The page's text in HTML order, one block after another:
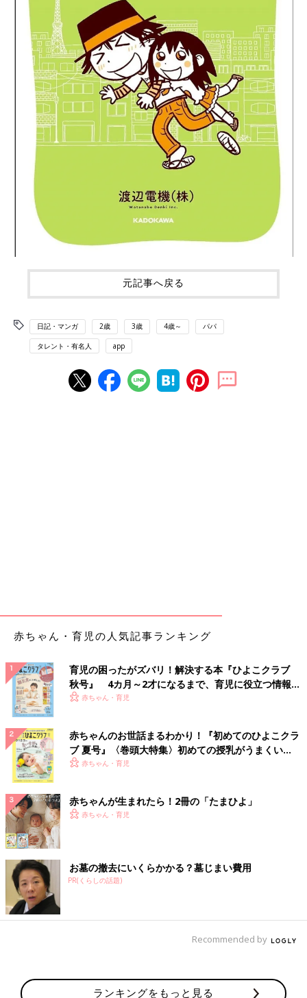
元記事へ戻る
日記・マンガ 2歳 3歳 4歳～ パパ
タレント・有名人 app
赤ちゃん・育児の人気記事ランキング
育児の困ったがズバリ！解決する本『ひよこクラブ
秋号』 4カ月～2才になるまで、育児に役立つ情報が
いっぱい！
赤ちゃん・育児
赤ちゃんのお世話まるわかり！『初めてのひよこクラ
ブ 夏号』〈巻頭大特集〉初めての授乳がうまくい
く！ おっぱい・ミルクの基本と夏のトラブル 解決テ
赤ちゃん・育児
赤ちゃんが生まれたら！2冊の「たまひよ」
赤ちゃん・育児
お墓の撤去にいくらかかる？墓じまい費用
PR(くらしの話題)
Recommended by
ランキングをもっと見る